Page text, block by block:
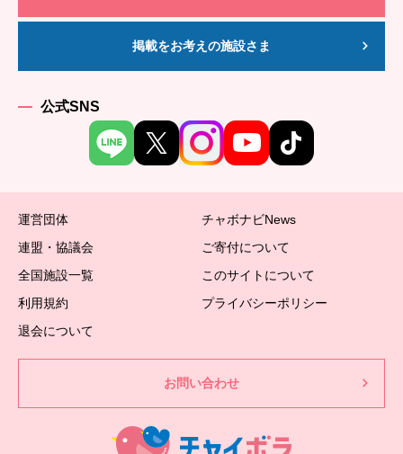
掲載をお考えの施設さま
公式SNS
運営団体
チャボナビNews
連盟・協議会
ご寄付について
全国施設一覧
このサイトについて
利用規約
プライバシーポリシー
退会について
お問い合わせ